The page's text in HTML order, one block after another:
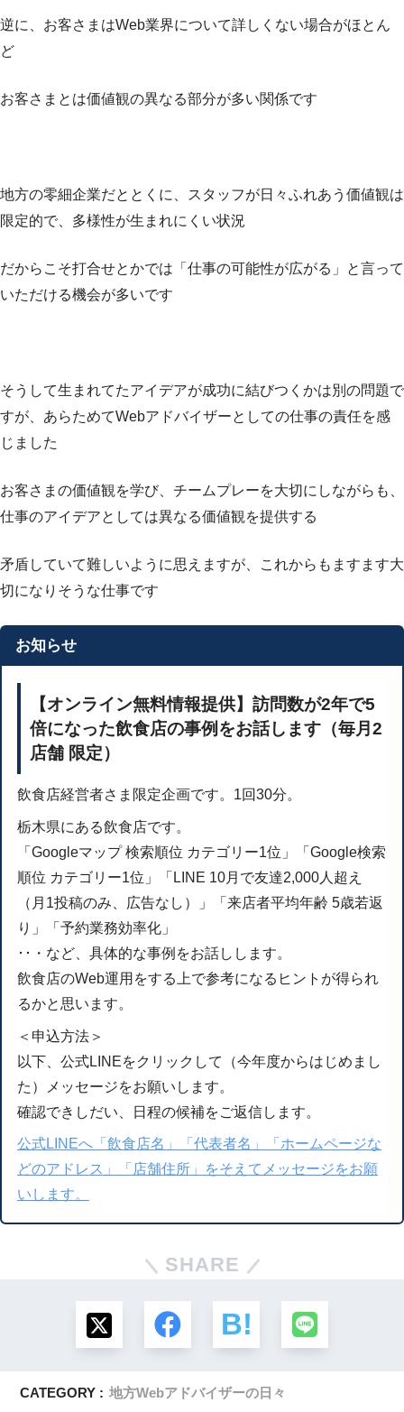
逆に、お客さまはWeb業界について詳しくない場合がほとん
ど
お客さまとは価値観の異なる部分が多い関係です
地方の零細企業だととくに、スタッフが日々ふれあう価値観は
限定的で、多様性が生まれにくい状況
だからこそ打合せとかでは「仕事の可能性が広がる」と言って
いただける機会が多いです
そうして生まれてたアイデアが成功に結びつくかは別の問題で
すが、あらためてWebアドバイザーとしての仕事の責任を感
じました
お客さまの価値観を学び、チームプレーを大切にしながらも、
仕事のアイデアとしては異なる価値観を提供する
矛盾していて難しいように思えますが、これからもますます大
切になりそうな仕事です
お知らせ
【オンライン無料情報提供】訪問数が2年で5
倍になった飲食店の事例をお話します（毎月2
店舗 限定）
飲食店経営者さま限定企画です。1回30分。
栃木県にある飲食店です。
「Googleマップ 検索順位 カテゴリー1位」「Google検索
順位 カテゴリー1位」「LINE 10月で友達2,000人超え
（月1投稿のみ、広告なし）」「来店者平均年齢 5歳若返
り」「予約業務効率化」
･･・など、具体的な事例をお話しします。
飲食店のWeb運用をする上で参考になるヒントが得られ
るかと思います。
＜申込方法＞
以下、公式LINEをクリックして（今年度からはじめまし
た）メッセージをお願いします。
確認できしだい、日程の候補をご返信します。
公式LINEへ「飲食店名」「代表者名」「ホームページな
どのアドレス」「店舗住所」をそえてメッセージをお願
いします。
SHARE
CATEGORY : 地方Webアドバイザーの日々